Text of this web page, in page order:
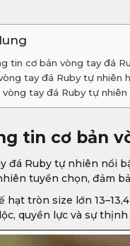
tin cơ bản vòng tay đá
tay đá Ruby tự nhiên
vòng tay đá Ruby tự nhiên
tin cơ bản
đá Ruby tự nhiên nổi
tuyển chọn, đảm
hạt tròn size lớn
quyền lực và sự thịnh